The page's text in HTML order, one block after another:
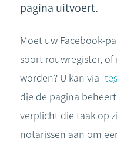
pagina uitvoert.
Moet uw Facebook-
soort rouwregister,
worden? U kan via
die de pagina
verplicht die taak op
notarissen aan om